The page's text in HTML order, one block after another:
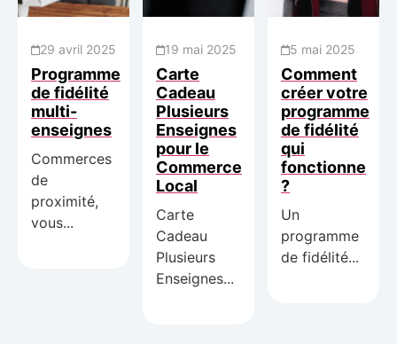
29 avril 2025
Programme
de fidélité
multi-
enseignes
Commerces
de
proximité,
vous...
19 mai 2025
Carte
Cadeau
Plusieurs
Enseignes
pour le
Commerce
Local
Carte
Cadeau
Plusieurs
Enseignes...
5 mai 2025
Comment
créer votre
programme
de fidélité
qui
fonctionne
?
Un
programme
de fidélité...